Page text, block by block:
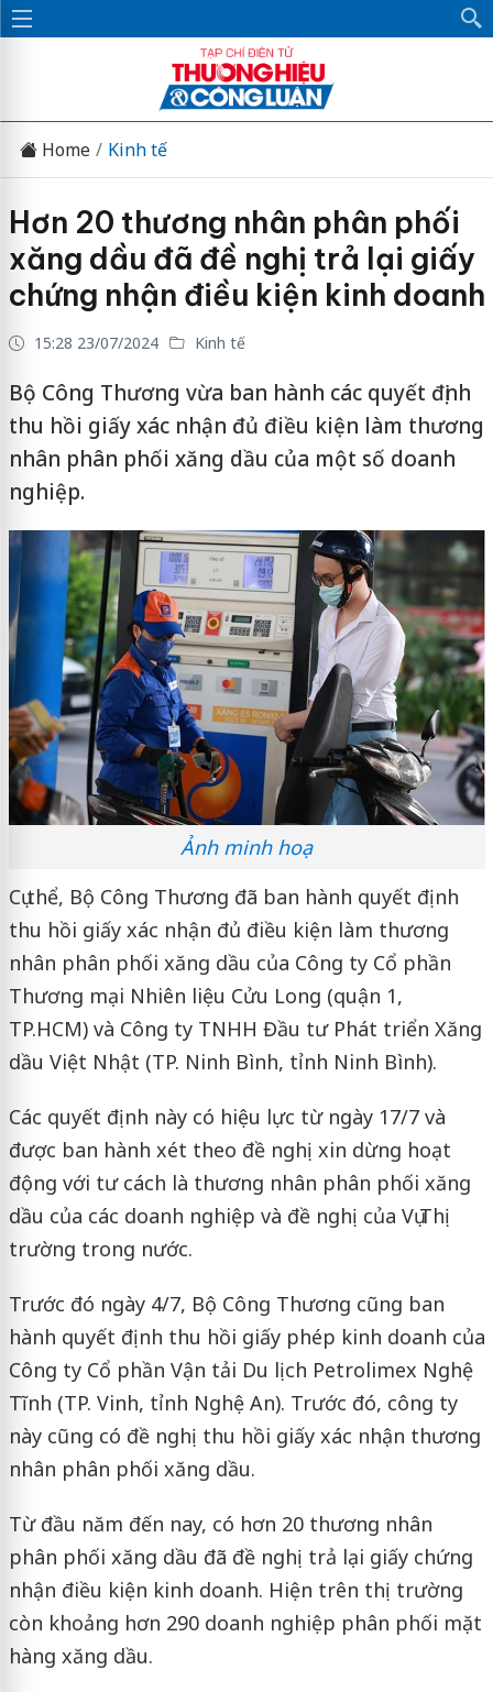
Home Kinh tế
Hơn 20 thương nhân phân phối
xăng dầu đã đề nghị trả lại giấy
chứng nhận điều kiện kinh doanh
15:28 23/07/2024 Kinh tế
Bộ Công Thương vừa ban hành các quyết định
thu hồi giấy xác nhận đủ điều kiện làm thương
nhân phân phối xăng dầu của một số doanh
nghiệp.
Ảnh minh hoạ
Cụ thể, Bộ Công Thương đã ban hành quyết định
thu hồi giấy xác nhận đủ điều kiện làm thương
nhân phân phối xăng dầu của Công ty Cổ phần
Thương mại Nhiên liệu Cửu Long (quận 1,
TP.HCM) và Công ty TNHH Đầu tư Phát triển Xăng
dầu Việt Nhật (TP. Ninh Bình, tỉnh Ninh Bình).
Các quyết định này có hiệu lực từ ngày 17/7 và
được ban hành xét theo đề nghị xin dừng hoạt
động với tư cách là thương nhân phân phối xăng
dầu của các doanh nghiệp và đề nghị của Vụ Thị
trường trong nước.
Trước đó ngày 4/7, Bộ Công Thương cũng ban
hành quyết định thu hồi giấy phép kinh doanh của
Công ty Cổ phần Vận tải Du lịch Petrolimex Nghệ
Tĩnh (TP. Vinh, tỉnh Nghệ An). Trước đó, công ty
này cũng có đề nghị thu hồi giấy xác nhận thương
nhân phân phối xăng dầu.
Từ đầu năm đến nay, có hơn 20 thương nhân
phân phối xăng dầu đã đề nghị trả lại giấy chứng
nhận điều kiện kinh doanh. Hiện trên thị trường
còn khoảng hơn 290 doanh nghiệp phân phối mặt
hàng xăng dầu.